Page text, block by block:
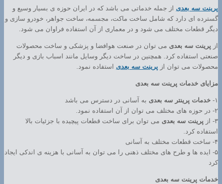
پرینت سه بعدی از جمله خدماتی می باشد که در ایران حوزه ی بسیار وسیع و
گسترده ای دارد که شامل ساخت ماکت، مجسمه، ساخت جواهر، خودرو سازی و
دیگر قطعات مختلف می شود و در معماری از آن استفاده فراوان می شود.
از پرینت سه بعدی می توان در صنعت هوافضا و پزشکی و ساخت محصولات
صنعتی استفاده کرد. همچنین در ساخت دیگر وسایل مانند اسباب بازی و دیگر
محصولات می توان از پرینت سه بعدی استفاده نمود.
مزایای خدمات پرینت سه بعدی
۱- خدمات پرینتر سه بعدی به آسانی در دسترس می باشد
۲- در حوزه های مختلف می توان از آن استفاده نمود.
۳- از
پرینت سه بعدی می توان برای ساخت قطعات پیچیده با جزئیات بالا
استفاده کرد.
۴- ساخت قطعات مختلف به آسانی
۵- ایده ها و طرح های مختلف ذهنی را می توان به آسانی با هزینه ی اندکی ایجاد
کرد
خدمات پرینت سه بعدی